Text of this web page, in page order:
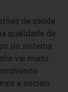
de saúde
qualidade de
do sistema
vai muito
e sociais.